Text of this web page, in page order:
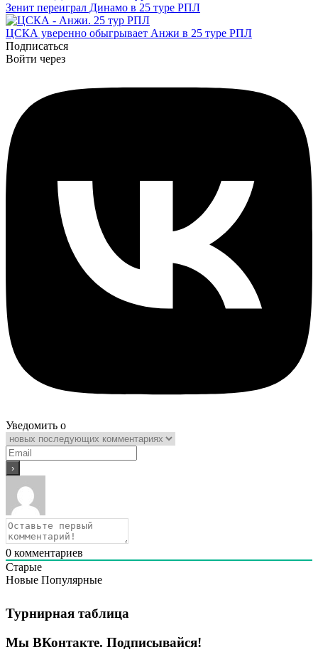
Зенит переиграл Динамо в 25 туре РПЛ
ЦСКА уверенно обыгрывает Анжи в 25 туре РПЛ
Подписаться
Войти через
Уведомить о
0 комментариев
Старые
Новые Популярные
Турнирная таблица
Мы ВКонтакте. Подписывайся!